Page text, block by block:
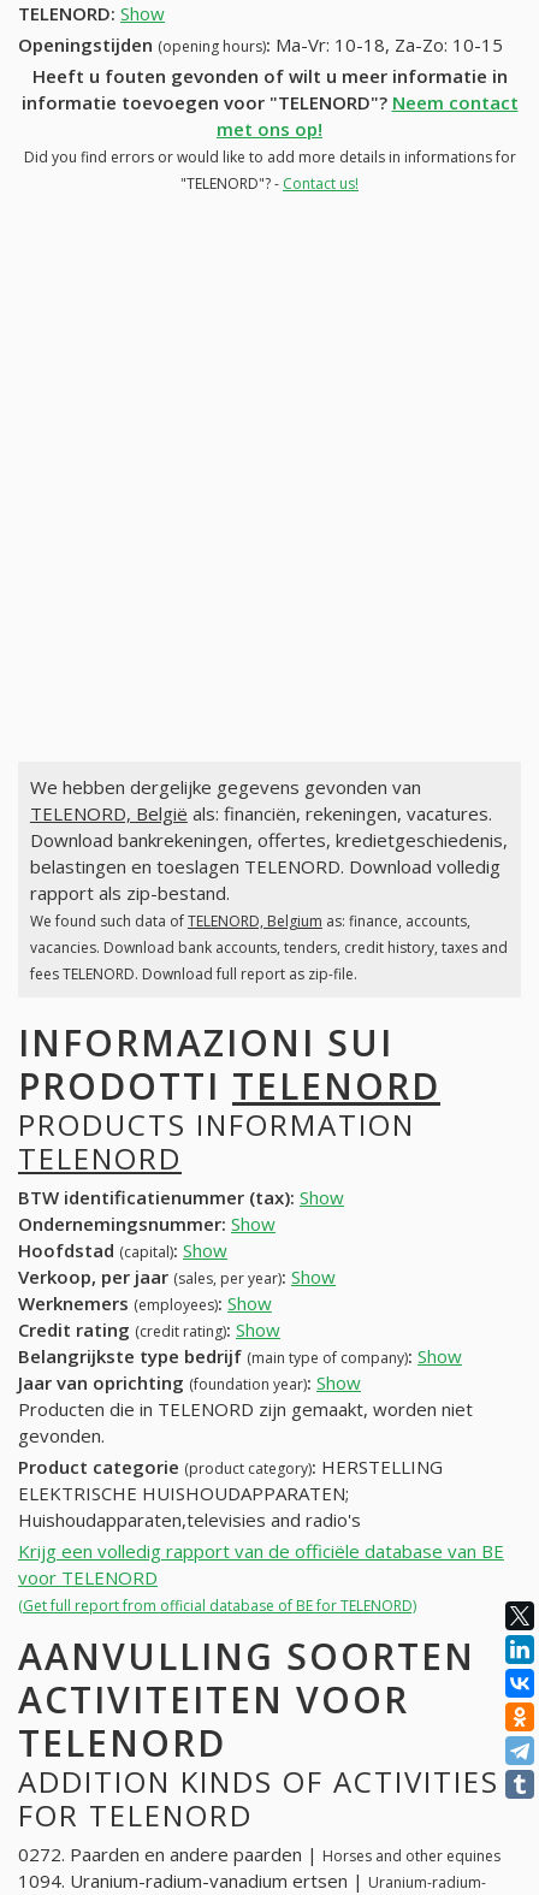
TELENORD: Show
Openingstijden (opening hours): Ma-Vr: 10-18, Za-Zo: 10-15
Heeft u fouten gevonden of wilt u meer informatie in
informatie toevoegen voor "TELENORD"? Neem contact
met ons op!
Did you find errors or would like to add more details in informations for
"TELENORD"? - Contact us!
We hebben dergelijke gegevens gevonden van
TELENORD, België als: financiën, rekeningen, vacatures.
Download bankrekeningen, offertes, kredietgeschiedenis,
belastingen en toeslagen TELENORD. Download volledig
rapport als zip-bestand.
We found such data ofTELENORD, Belgium as: finance, accounts,
vacancies. Download bank accounts, tenders, credit history, taxes and
fees TELENORD. Download full report as zip-file.
INFORMAZIONI SUI
PRODOTTI TELENORD
PRODUCTS INFORMATION
TELENORD
BTW identificatienummer (tax): Show
Ondernemingsnummer: Show
Hoofdstad (capital): Show
Verkoop, per jaar (sales, per year): Show
Werknemers (employees): Show
Credit rating (credit rating): Show
Belangrijkste type bedrijf (main type of company): Show
Jaar van oprichting (foundation year): Show
Producten die in TELENORD zijn gemaakt, worden niet
gevonden.
Product categorie (product category): HERSTELLING
ELEKTRISCHE HUISHOUDAPPARATEN;
Huishoudapparaten,televisies and radio's
Krijg een volledig rapport van de officiële database van BE
voor TELENORD
(Get full report from official database of BE for TELENORD)
AANVULLING SOORTEN
ACTIVITEITEN VOOR
TELENORD
ADDITION KINDS OF ACTIVITIES
FOR TELENORD
0272. Paarden en andere paarden | Horses and other equines
1094. Uranium-radium-vanadium ertsen | Uranium-radium-